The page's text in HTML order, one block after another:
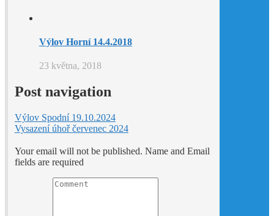
Výlov Horní 14.4.2018
23 května, 2018
Post navigation
Výlov Spodní 19.10.2024
Vysazení úhoř červenec 2024
Your email will not be published. Name and Email
fields are required